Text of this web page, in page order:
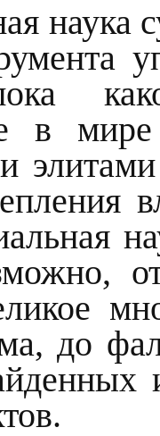
наука
в
до